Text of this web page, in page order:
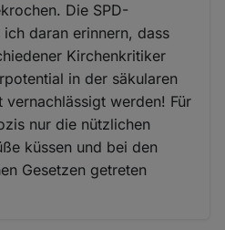
Die SPD-
daran erinnern, dass
Kirchenkritiker
in der säkularen
werden! Für
nur die nützlichen
küssen und bei den
Gesetzen getreten